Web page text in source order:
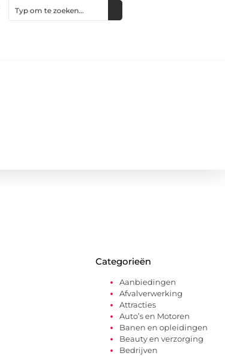
Categorieën
Aanbiedingen
Afvalverwerking
Attracties
Auto’s en Motoren
Banen en opleidingen
Beauty en verzorging
Bedrijven